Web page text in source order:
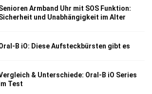
Armband Uhr mit SOS Funktion:
und Unabhängigkeit im Alter
B iO: Diese Aufsteckbürsten gibt es
& Unterschiede: Oral-B iO Series
Test